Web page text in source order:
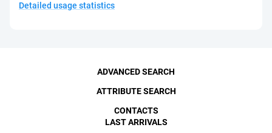
Detailed usage statistics
ADVANCED SEARCH
ATTRIBUTE SEARCH
CONTACTS
LAST ARRIVALS